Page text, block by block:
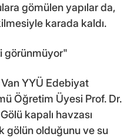
gömülen yapılar da,
karada kaldı.
görünmüyor"
YYÜ Edebiyat
Öğretim Üyesi Prof. Dr.
kapalı havzası
gölün olduğunu ve su